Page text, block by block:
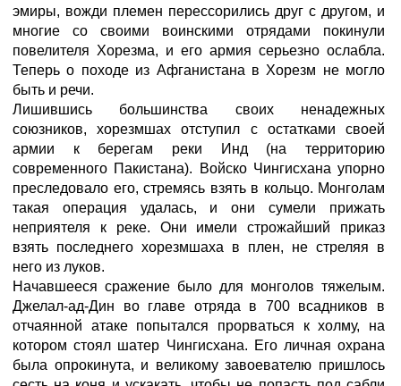
эмиры, вожди племен перессорились друг с другом, и
многие со своими воинскими отрядами покинули
повелителя Хорезма, и его армия серьезно ослабла.
Теперь о походе из Афганистана в Хорезм не могло
быть и речи.
Лишившись большинства своих ненадежных
союзников, хорезмшах отступил с остатками своей
армии к берегам реки Инд (на территорию
современного Пакистана). Войско Чингисхана упорно
преследовало его, стремясь взять в кольцо. Монголам
такая операция удалась, и они сумели прижать
неприятеля к реке. Они имели строжайший приказ
взять последнего хорезмшаха в плен, не стреляя в
него из луков.
Начавшееся сражение было для монголов тяжелым.
Джелал-ад-Дин во главе отряда в 700 всадников в
отчаянной атаке попытался прорваться к холму, на
котором стоял шатер Чингисхана. Его личная охрана
была опрокинута, и великому завоевателю пришлось